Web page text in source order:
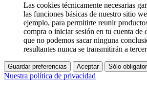
Las cookies técnicamente necesarias
las funciones básicas de nuestro sitio
ejemplo, para permitirte reunir
compra o iniciar sesión en tu cuenta de
que no podemos sacar ninguna
resultantes nunca se transmitirán a
Guardar preferencias Aceptar Sólo
Nuestra política de privacidad